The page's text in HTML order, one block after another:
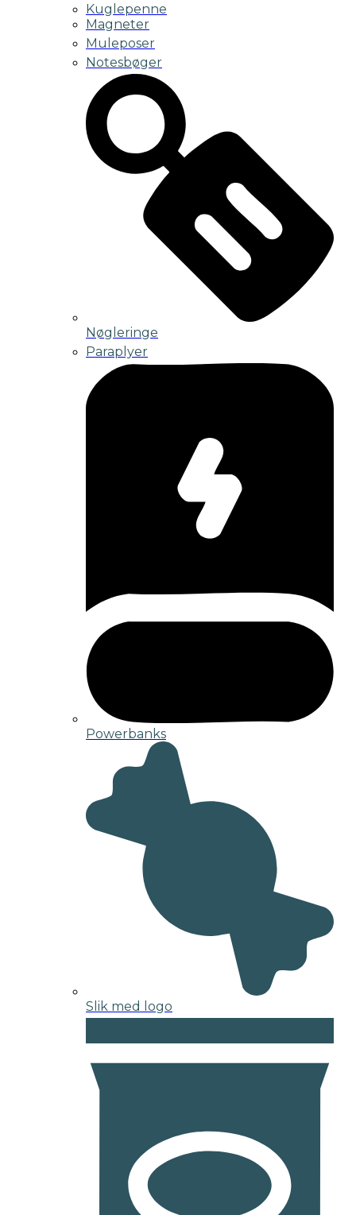
Kuglepenne
Magneter
Muleposer
Notesbøger
Nøgleringe
Paraplyer
Powerbanks
Slik med logo